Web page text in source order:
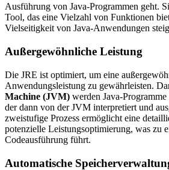
Ausführung von Java-Programmen geht.
Tool, das eine Vielzahl von Funktionen
Vielseitigkeit von Java-Anwendungen
Außergewöhnliche Leistung
Die JRE ist optimiert, um eine
Anwendungsleistung zu gewährleisten.
Machine (JVM) werden Java-
der dann von der JVM interpretiert und
zweistufige Prozess ermöglicht eine
potenzielle Leistungsoptimierung, was zu
Codeausführung führt.
Automatische